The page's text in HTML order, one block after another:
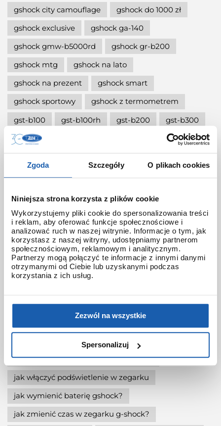
Zgoda Szczegóły O plikach cookies
Niniejsza strona korzysta z plików cookie
Wykorzystujemy pliki cookie do spersonalizowania treści
i reklam, aby oferować funkcje społecznościowe i
analizować ruch w naszej witrynie. Informacje o tym, jak
korzystasz z naszej witryny, udostępniamy partnerom
społecznościowym, reklamowym i analitycznym.
Partnerzy mogą połączyć te informacje z innymi danymi
otrzymanymi od Ciebie lub uzyskanymi podczas
korzystania z ich usług.
Zezwól na wszystkie
Spersonalizuj
gshock city camouflage
gshock do 1000 zł
gshock exclusive
gshock ga-140
gshock gmw-b5000rd
gshock gr-b200
gshock mtg
gshock na lato
gshock na prezent
gshock smart
gshock sportowy
gshock z termometrem
gst-b100
gst-b100rh gst-b200
gst-b300
gst-b300wlp-1a
gst-b4000
gst-b500
gsteel gsw-h1000
gw-8230b
gw-9400
gw-9500
gwf-1000
gwf-a1000apf
gwf-b1000rbt
gwg-1000
gwg-2000
gwg-2000tlc
gwg-b1000
gwr-b1000
gwr-b1000hj
hana-basara
hidden talents
honda jet
honey
iluminator g-shock
iluminator w zegarku
jak czyścić g-shocka
jak skrócić bransoletę w g-shock?
jak ustawić zegarek g-shock ga-2100?
jak włączyć podświetlenie w zegarku
jak wymienić baterię gshock?
jak zmienić czas w zegarku g-shock?